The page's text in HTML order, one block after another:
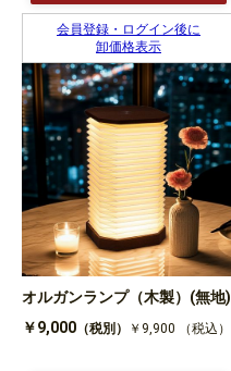
会員登録・ログイン後に
卸価格表示
オルガンランプ（木製）(無地)
￥9,000 （税別） ￥9,900 （税込）